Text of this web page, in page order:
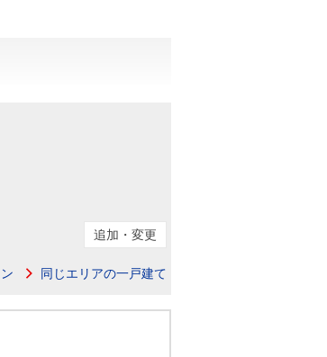
おすすめ物件から探す
追加・変更
同じエリアの一戸建て